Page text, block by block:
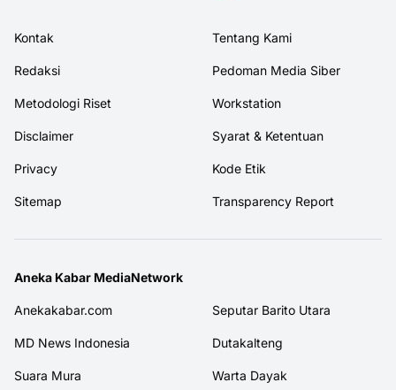
Kontak Tentang Kami
Redaksi Pedoman Media Siber
Metodologi Riset Workstation
Disclaimer Syarat & Ketentuan
Privacy Kode Etik
Sitemap Transparency Report
Aneka Kabar MediaNetwork
Anekakabar.com Seputar Barito Utara
MD News Indonesia Dutakalteng
Suara Mura Warta Dayak